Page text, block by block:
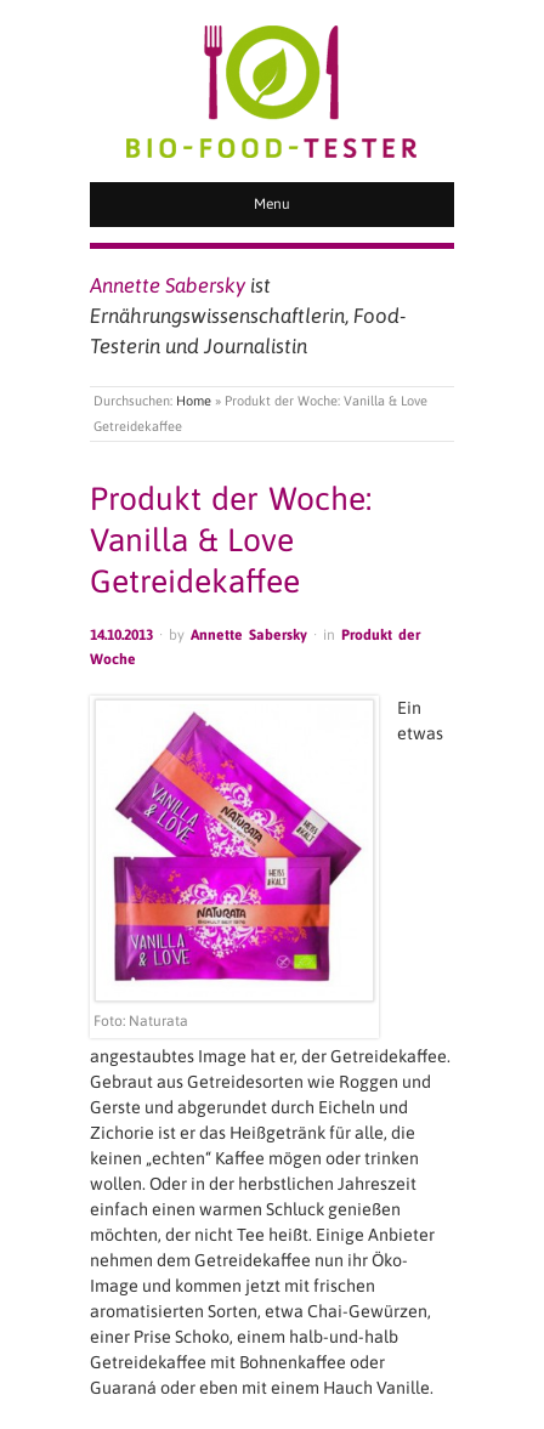
BIO FOOD TESTER
Menu
Annette Sabersky ist
Ernährungswissenschaftlerin, Food-
Testerin und Journalistin
Durchsuchen: Home » Produkt der Woche: Vanilla & Love
Getreidekaffee
Produkt der Woche:
Vanilla & Love
Getreidekaffee
14.10.2013 · by Annette Sabersky · in Produkt der
Woche
Foto: Naturata
Ein
etwas
angestaubtes Image hat er, der Getreidekaffee.
Gebraut aus Getreidesorten wie Roggen und
Gerste und abgerundet durch Eicheln und
Zichorie ist er das Heißgetränk für alle, die
keinen „echten“ Kaffee mögen oder trinken
wollen. Oder in der herbstlichen Jahreszeit
einfach einen warmen Schluck genießen
möchten, der nicht Tee heißt. Einige Anbieter
nehmen dem Getreidekaffee nun ihr Öko-
Image und kommen jetzt mit frischen
aromatisierten Sorten, etwa Chai-Gewürzen,
einer Prise Schoko, einem halb-und-halb
Getreidekaffee mit Bohnenkaffee oder
Guaraná oder eben mit einem Hauch Vanille.